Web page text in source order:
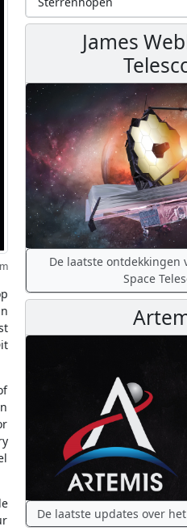
James
De laatste ontdekkingen
Space
De laatste updates over